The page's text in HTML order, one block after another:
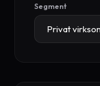
Segment